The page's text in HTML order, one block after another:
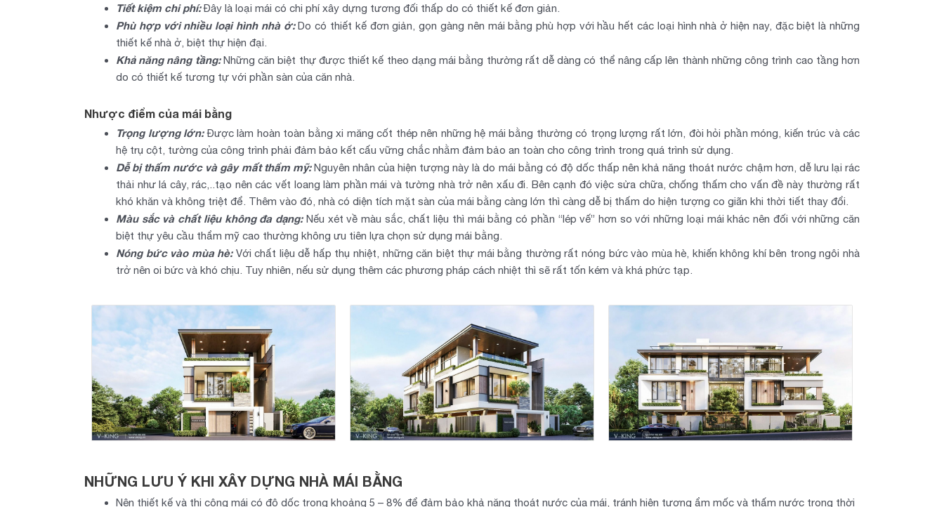
Tiết kiệm chi phí:Đây là loại mái có chi phí xây dựng tương đối thấp do có thiết kế đơn giản.
Phù hợp với nhiều loại hình nhà ở:Do có thiết kế đơn giản, gọn gàng nên mái bằng phù hợp với hầu hết các loại hình nhà ở hiện nay, đặc biệt là những
thiết kế nhà ở, biệt thự hiện đại.
Khả năng nâng tầng:Những căn biệt thự được thiết kế theo dạng mái bằng thường rất dễ dàng có thể nâng cấp lên thành những công trình cao tầng hơn
do có thiết kế tương tự với phần sàn của căn nhà.
Nhược điểm của mái bằng
Trọng lượng lớn:Được làm hoàn toàn bằng xi măng cốt thép nên những hệ mái bằng thường có trọng lượng rất lớn, đòi hỏi phần móng, kiến trúc và các
hệ trụ cột, tường của công trình phải đảm bảo kết cấu vững chắc nhằm đảm bảo an toàn cho công trình trong quá trình sử dụng.
Dễ bị thấm nước và gây mất thẩm mỹ:Nguyên nhân của hiện tượng này là do mái bằng có độ dốc thấp nên khả năng thoát nước chậm hơn, dễ lưu lại rác
thải như lá cây, rác,..tạo nên các vết loang làm phần mái và tường nhà trở nên xấu đi. Bên cạnh đó việc sửa chữa, chống thấm cho vấn đề này thường rất
khó khăn và không triệt để. Thêm vào đó, nhà có diện tích mặt sàn của mái bằng càng lớn thì càng dễ bị thấm do hiện tượng co giãn khi thời tiết thay đổi.
Màu sắc và chất liệu không đa dạng:Nếu xét về màu sắc, chất liệu thì mái bằng có phần “lép vế” hơn so với những loại mái khác nên đối với những căn
biệt thự yêu cầu thẩm mỹ cao thường không ưu tiên lựa chọn sử dụng mái bằng.
Nóng bức vào mùa hè:Với chất liệu dễ hấp thụ nhiệt, những căn biệt thự mái bằng thường rất nóng bức vào mùa hè, khiến không khí bên trong ngôi nhà
trở nên oi bức và khó chịu. Tuy nhiên, nếu sử dụng thêm các phương pháp cách nhiệt thì sẽ rất tốn kém và khá phức tạp.
NHỮNG LƯU Ý KHI XÂY DỰNG NHÀ MÁI BẰNG
Nên thiết kế và thi công mái có độ dốc trong khoảng 5 – 8% để đảm bảo khả năng thoát nước của mái, tránh hiện tượng ẩm mốc và thấm nước trong thời